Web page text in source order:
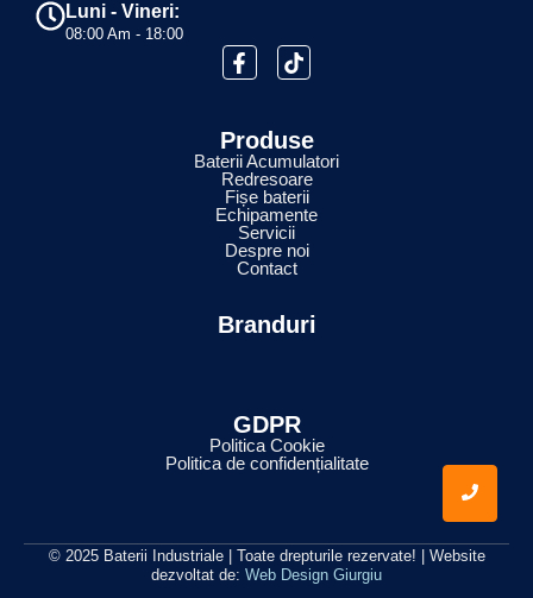
Luni - Vineri:
08:00 Am - 18:00
Produse
Baterii Acumulatori
Redresoare
Fișe baterii
Echipamente
Servicii
Despre noi
Contact
Branduri
GDPR
Politica Cookie
Politica de confidențialitate
© 2025 Baterii Industriale | Toate drepturile rezervate! | Website
dezvoltat de: Web Design Giurgiu